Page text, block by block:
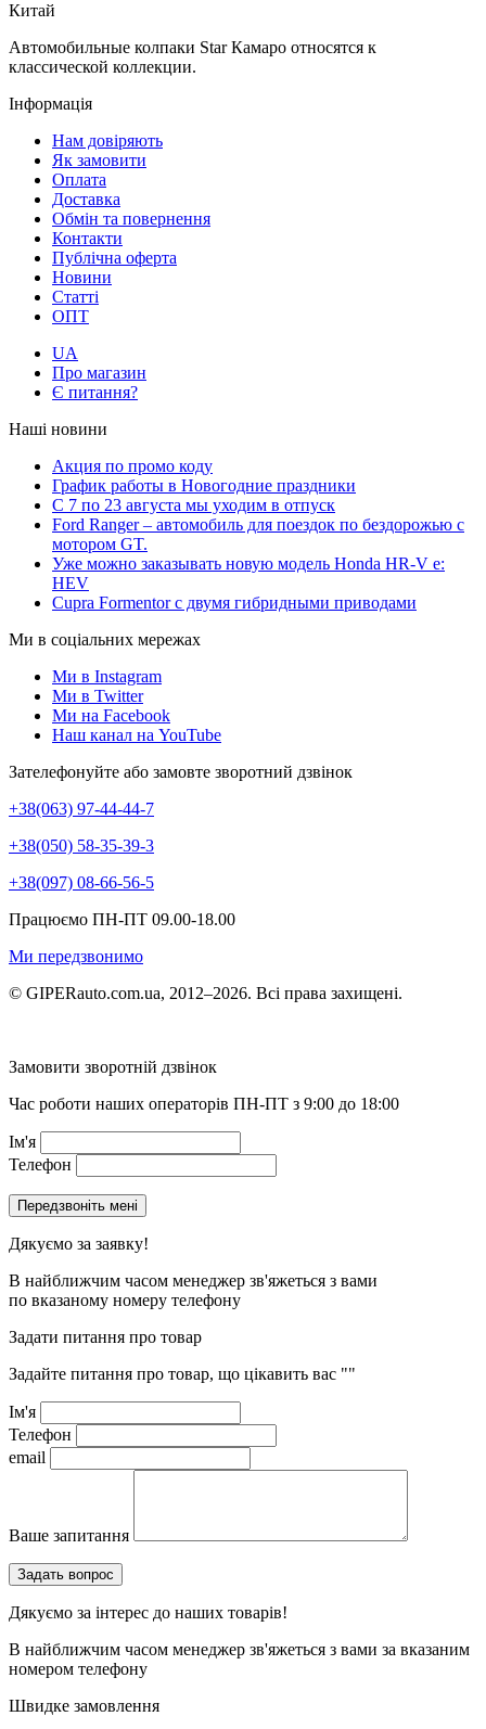
Китай
Автомобильные колпаки Star Камаро относятся к
классической коллекции.
Інформація
Нам довіряють
Як замовити
Оплата
Доставка
Обмін та повернення
Контакти
Публічна оферта
Новини
Статті
ОПТ
UA
Про магазин
Є питання?
Наші новини
Акция по промо коду
График работы в Новогодние праздники
С 7 по 23 августа мы уходим в отпуск
Ford Ranger – автомобиль для поездок по бездорожью с
мотором GT.
Уже можно заказывать новую модель Honda HR-V e:
HEV
Cupra Formentor с двумя гибридными приводами
Ми в соціальних мережах
Ми в Instagram
Ми в Twitter
Ми на Facebook
Наш канал на YouTube
Зателефонуйте або замовте зворотний дзвінок
+38(063) 97-44-44-7
+38(050) 58-35-39-3
+38(097) 08-66-56-5
Працюємо ПН-ПТ 09.00-18.00
Ми передзвонимо
© GIPERauto.com.ua, 2012–2026. Всі права захищені.
Замовити зворотній дзвінок
Час роботи наших операторів ПН-ПТ з 9:00 до 18:00
Ім'я
Телефон
Дякуємо за заявку!
В найближчим часом менеджер зв'яжеться з вами
по вказаному номеру телефону
Задати питання про товар
Задайте питання про товар, що цікавить вас ""
Ім'я
Телефон
email
Ваше запитання
Дякуємо за інтерес до наших товарів!
В найближчим часом менеджер зв'яжеться з вами за вказаним
номером телефону
Швидке замовлення